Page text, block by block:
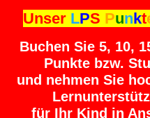
Unser LPS Punkt
Buchen Sie 5, 10,
Punkte bzw.
und nehmen Sie
für Ihr Kind in